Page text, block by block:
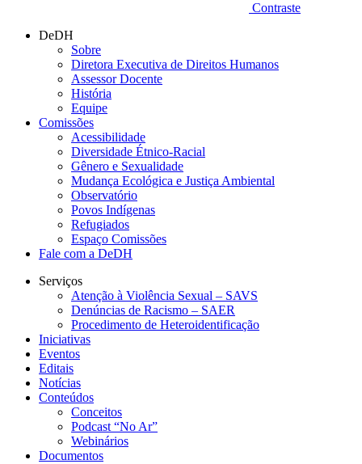
Contraste
DeDH
Sobre
Diretora Executiva de Direitos Humanos
Assessor Docente
História
Equipe
Comissões
Acessibilidade
Diversidade Étnico-Racial
Gênero e Sexualidade
Mudança Ecológica e Justiça Ambiental
Observatório
Povos Indígenas
Refugiados
Espaço Comissões
Fale com a DeDH
Serviços
Atenção à Violência Sexual – SAVS
Denúncias de Racismo – SAER
Procedimento de Heteroidentificação
Iniciativas
Eventos
Editais
Notícias
Conteúdos
Conceitos
Podcast “No Ar”
Webinários
Documentos